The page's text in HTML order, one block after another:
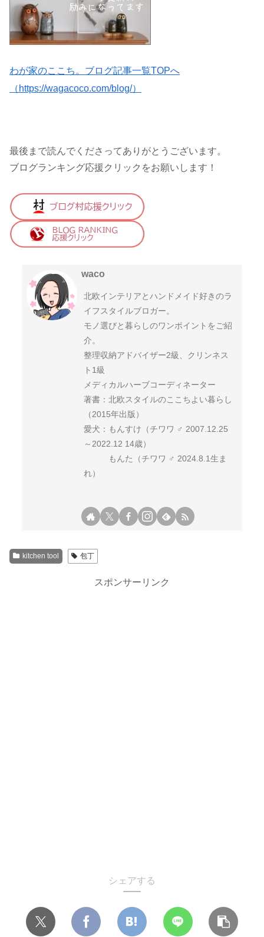
わが家のここち。ブログ記事一覧TOPへ
（https://wagacoco.com/blog/）
最後まで読んでくださってありがとうございます。
ブログランキング応援クリックをお願いします！
waco
北欧インテリアとハンドメイド好きのラ
イフスタイルブロガー。
モノ選びと暮らしのワンポイントをご紹
介。
整理収納アドバイザー2級、クリンネス
ト1級
メディカルハーブコーディネーター
著書：北欧スタイルのここちよい暮らし
（2015年出版）
愛犬：もんすけ（チワワ ♂ 2007.12.25
～2022.12 14歳）
もんた（チワワ ♂ 2024.8.1生ま
れ）
kitchen tool 包丁
スポンサーリンク
シェアする